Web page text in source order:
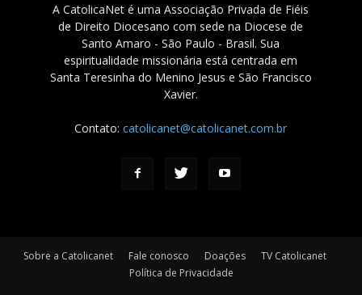
A CatolicaNet é uma Associação Privada de Fiéis
de Direito Diocesano com sede na Diocese de
Santo Amaro - São Paulo - Brasil. Sua
espiritualidade missionária está centrada em
Santa Teresinha do Menino Jesus e São Francisco
Xavier.
Contato:catolicanet@catolicanet.com.br
Sobre a Catolicanet Fale conosco Doações
TV Catolicanet
Política de Privacidade